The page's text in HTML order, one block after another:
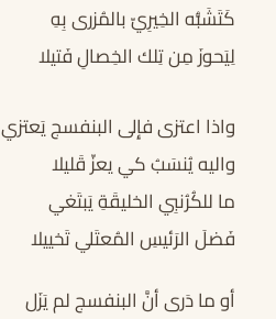
كَتَشَبُّه الخِيرِيّ بالمُزرى بِهِ
لِيَحوزَ مِن تِلك الخِصالِ فَتيلا
واذا اعتزى فإِلى البنفسج يَعتزي
واليه يُنسَبُ كي يعزّ قَليلا
ما للكُرُنبِي الخليقَةِ يَبتَغي
فَضلَ الرَئيسِ المُعتَلي تَخييلا
أو ما دَرى أنَّ البنفسج لم يَزَل